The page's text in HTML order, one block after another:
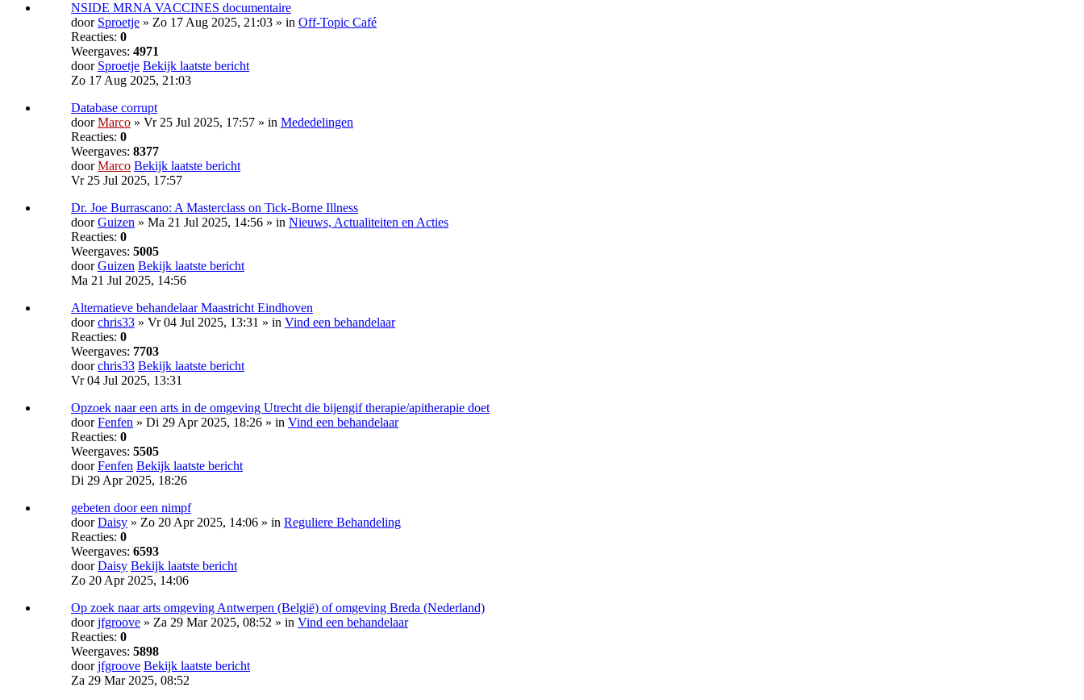
NSIDE MRNA VACCINES documentaire
door Sproetje » Zo 17 Aug 2025, 21:03 » in Off-Topic Café
Reacties: 0
Weergaves: 4971
door Sproetje Bekijk laatste bericht
Zo 17 Aug 2025, 21:03
Database corrupt
doorMarco » Vr 25 Jul 2025, 17:57 » in Mededelingen
Reacties: 0
Weergaves: 8377
doorMarco Bekijk laatste bericht
Vr 25 Jul 2025, 17:57
Dr. Joe Burrascano: A Masterclass on Tick-Borne Illness
doorGuizen » Ma 21 Jul 2025, 14:56 » in Nieuws, Actualiteiten en Acties
Reacties: 0
Weergaves: 5005
doorGuizen Bekijk laatste bericht
Ma 21 Jul 2025, 14:56
Alternatieve behandelaar Maastricht Eindhoven
doorchris33 » Vr 04 Jul 2025, 13:31 » in Vind een behandelaar
Reacties: 0
Weergaves: 7703
doorchris33 Bekijk laatste bericht
Vr 04 Jul 2025, 13:31
Opzoek naar een arts in de omgeving Utrecht die bijengif therapie/apitherapie doet
doorFenfen » Di 29 Apr 2025, 18:26 » in Vind een behandelaar
Reacties: 0
Weergaves: 5505
doorFenfen Bekijk laatste bericht
Di 29 Apr 2025, 18:26
gebeten door een nimpf
doorDaisy » Zo 20 Apr 2025, 14:06 » in Reguliere Behandeling
Reacties: 0
Weergaves: 6593
doorDaisy Bekijk laatste bericht
Zo 20 Apr 2025, 14:06
Op zoek naar arts omgeving Antwerpen (België) of omgeving Breda (Nederland)
doorjfgroove » Za 29 Mar 2025, 08:52 » in Vind een behandelaar
Reacties: 0
Weergaves: 5898
doorjfgroove Bekijk laatste bericht
Za 29 Mar 2025, 08:52